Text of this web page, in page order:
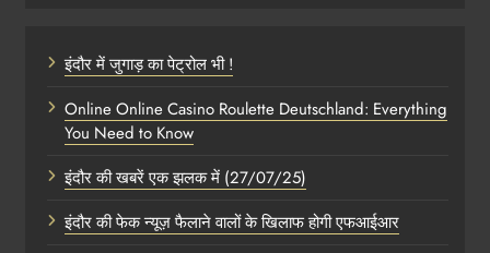
इंदौर में जुगाड़ का पेट्रोल भी !
Online Online Casino Roulette Deutschland: Everything
You Need to Know
इंदौर की खबरें एक झलक में (27/07/25)
इंदौर की फेक न्यूज़ फैलाने वालों के खिलाफ होगी एफआईआर